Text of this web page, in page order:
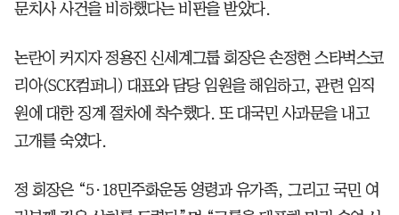
문치사 사건을 비하했다는 비판을 받았다.
논란이 커지자 정용진 신세계그룹 회장은 손정현 스타벅스코
리아(SCK컴퍼니) 대표와 담당 임원을 해임하고, 관련 임직
원에 대한 징계 절차에 착수했다. 또 대국민 사과문을 내고
고개를 숙였다.
정 회장은 “5·18민주화운동 영령과 유가족, 그리고 국민 여